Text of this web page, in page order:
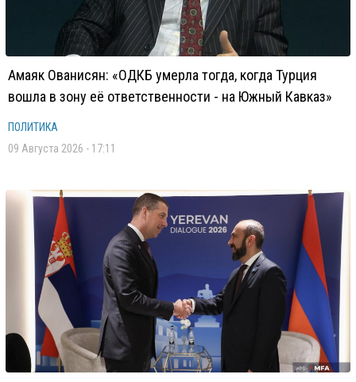
Амаяк Ованисян: «ОДКБ умерла тогда, когда Турция
вошла в зону её ответственности - на Южный Кавказ»
ПОЛИТИКА
09 Августа 2026 - 17:11